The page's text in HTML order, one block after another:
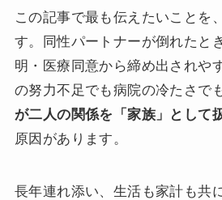
この記事で最も伝えたいことを
す。同性パートナーが倒れたと
明・医療同意から締め出されや
の努力不足でも病院の冷たさで
が二人の関係を「家族」として
原因があります。
長年連れ添い、生活も家計も共